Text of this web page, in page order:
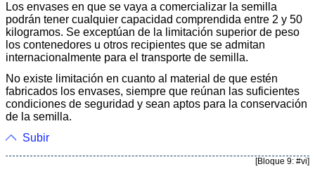
Los envases en que se vaya a comercializar la semilla
podrán tener cualquier capacidad comprendida entre 2 y 50
kilogramos. Se exceptúan de la limitación superior de peso
los contenedores u otros recipientes que se admitan
internacionalmente para el transporte de semilla.
No existe limitación en cuanto al material de que estén
fabricados los envases, siempre que reúnan las suficientes
condiciones de seguridad y sean aptos para la conservación
de la semilla.
Subir
[Bloque 9: #vi]